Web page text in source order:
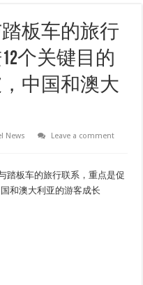
板车的旅行
个关键目的
中国和澳大
News
Leave a comment
踏板车的旅行联系，重点是促
和澳大利亚的游客成长